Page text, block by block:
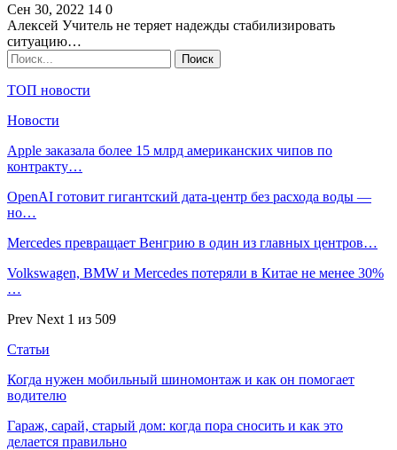
Сен 30, 2022 14 0
Алексей Учитель не теряет надежды стабилизировать
ситуацию…
ТОП новости
Новости
Apple заказала более 15 млрд американских чипов по
контракту…
OpenAI готовит гигантский дата-центр без расхода воды —
но…
Mercedes превращает Венгрию в один из главных центров…
Volkswagen, BMW и Mercedes потеряли в Китае не менее 30%
…
Prev Next 1 из 509
Статьи
Когда нужен мобильный шиномонтаж и как он помогает
водителю
Гараж, сарай, старый дом: когда пора сносить и как это
делается правильно